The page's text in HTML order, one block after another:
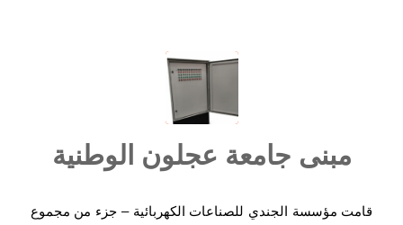
مبنى جامعة عجلون الوطنية
قامت مؤسسة الجندي للصناعات الكهربائية – جزء من مجموع